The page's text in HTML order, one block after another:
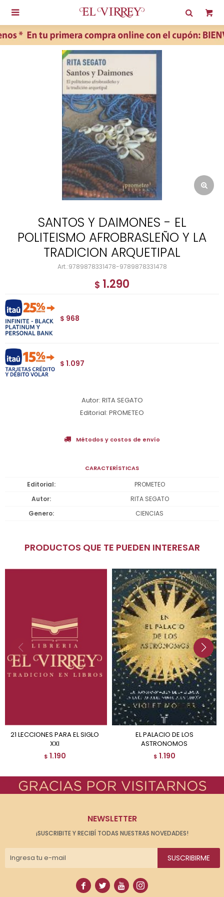

SANTOS Y DAIMONES - EL
POLITEISMO AFROBRASLEÑO Y LA
TRADICION ARQUETIPAL
9789878331478-9789878331478
$ 1.290
$ 968
$ 1.097
Autor: RITA SEGATO
Editorial: PROMETEO
Métodos y costos de envío
CARACTERÍSTICAS
Editorial
PROMETEO
Autor
RITA SEGATO
Genero
CIENCIAS
PRODUCTOS QUE TE PUEDEN INTERESAR
21 LECCIONES PARA EL SIGLO
XXI
$ 1.190
EL PALACIO DE LOS
ASTRONOMOS
$ 1.190
NEWSLETTER
¡SUSCRIBITE Y RECIBÍ TODAS NUESTRAS NOVEDADES!
SUSCRIBIRME
   